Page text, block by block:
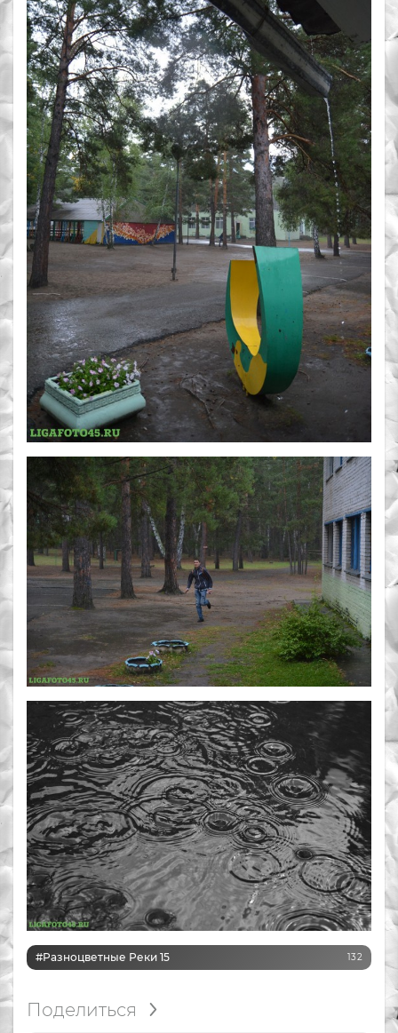
#Разноцветные Реки 15 132
Поделиться